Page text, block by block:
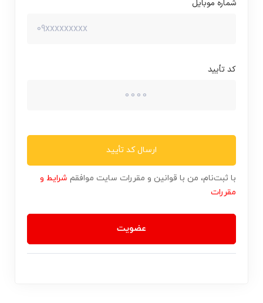
شماره موبایل
کد تأیید
ارسال کد تأیید
با ثبت‌نام، من با قوانین و مقررات سایت موافقم شرایط و
مقررات
عضویت